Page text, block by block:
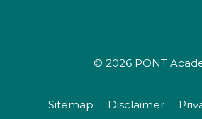
© 2026 PONT
Sitemap Disclaimer